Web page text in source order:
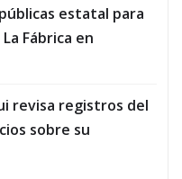
estatal para
Fábrica en
revisa registros del
sobre su